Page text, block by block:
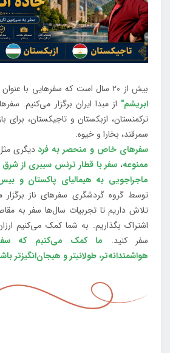
بیش از 20 سال است که سفرهایی با عنوان
ابریشم" از مبدا ایران برگزار می‌کنیم.
ترکمنستان، ازبکستان و تاجیکستان، برای
سمرقند، بخارا و خیوه.
سفرهای خاص و منحصر به فرددیگری
ممنوعه، سفر با قطار ترنس سیبری از
ماجراجویی به هیمالیای پاکستان و
توسط گروه گردشگری سفرهای ناز
تلاش داریم تا تجربیات سال‌ها سفر به
اشتراک بگذاریم. به شما کمک می‌کنیم
سفر کنید. ما کمک می‌کنیم که سفر
هواشمندانه‌تر، طولانی‎تر و هیجان‌انگیزتر باشد.